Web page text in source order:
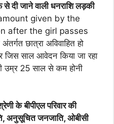
जाने वाली धनराशि लड़की
given by the
after the girl passes
छात्रा अविवाहित हो
साल आवेदन किया जा रहा
25 साल से कम होनी
के बीपीएल परिवार की
अनुसूचित जनजाति, ओबीसी